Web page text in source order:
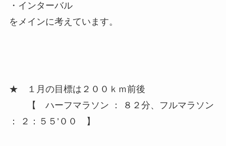
・インターバル
をメインに考えています。
★ １月の目標は２００ｋｍ前後
【 ハーフマラソン ： ８２分、フルマラソン
： ２：５５’００ 】